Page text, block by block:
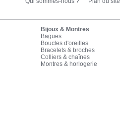
Bijoux & Montres
Bagues
Boucles d'oreilles
Bracelets & broches
Colliers & chaînes
Montres & horlogerie